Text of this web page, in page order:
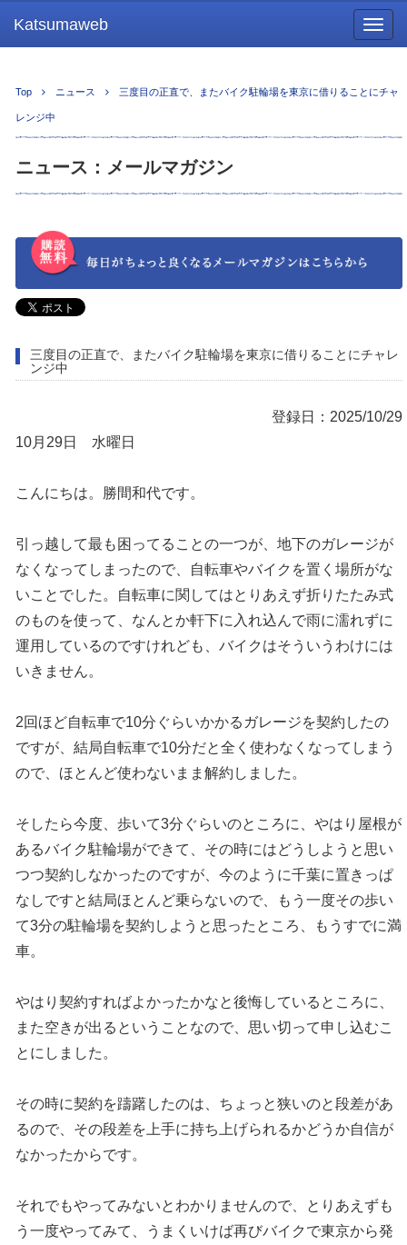
Katsumaweb
Top ニュース 三度目の正直で、またバイク駐輪場を東京に借りることにチャ
レンジ中
ニュース：メールマガジン
三度目の正直で、またバイク駐輪場を東京に借りることにチャレ
ンジ中
登録日：2025/10/29
10月29日 水曜日
こんにちは。勝間和代です。
引っ越して最も困ってることの一つが、地下のガレージが
なくなってしまったので、自転車やバイクを置く場所がな
いことでした。自転車に関してはとりあえず折りたたみ式
のものを使って、なんとか軒下に入れ込んで雨に濡れずに
運用しているのですけれども、バイクはそういうわけには
いきません。
2回ほど自転車で10分ぐらいかかるガレージを契約したの
ですが、結局自転車で10分だと全く使わなくなってしまう
ので、ほとんど使わないまま解約しました。
そしたら今度、歩いて3分ぐらいのところに、やはり屋根が
あるバイク駐輪場ができて、その時にはどうしようと思い
つつ契約しなかったのですが、今のように千葉に置きっぱ
なしですと結局ほとんど乗らないので、もう一度その歩い
て3分の駐輪場を契約しようと思ったところ、もうすでに満
車。
やはり契約すればよかったかなと後悔しているところに、
また空きが出るということなので、思い切って申し込むこ
とにしました。
その時に契約を躊躇したのは、ちょっと狭いのと段差があ
るので、その段差を上手に持ち上げられるかどうか自信が
なかったからです。
それでもやってみないとわかりませんので、とりあえずも
う一度やってみて、うまくいけば再びバイクで東京から発